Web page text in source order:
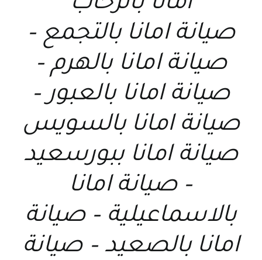
صيانة امانا بالتجمع –
صيانة امانا بالهرم –
صيانة امانا بالعبور –
صيانة امانا بالسويس
صيانة امانا ببورسعيد
– صيانة امانا
بالاسماعيلية – صيانة
امانا بالصعيد – صيانة